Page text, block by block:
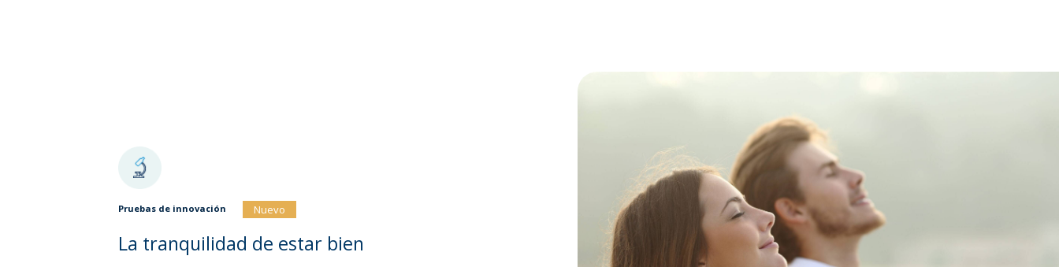
Pruebas de innovación Nuevo
La tranquilidad de estar bien